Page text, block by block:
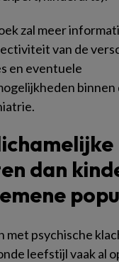
zal meer
van de
en eventuele
binnen
dan
met psychische
leefstijl vaak al